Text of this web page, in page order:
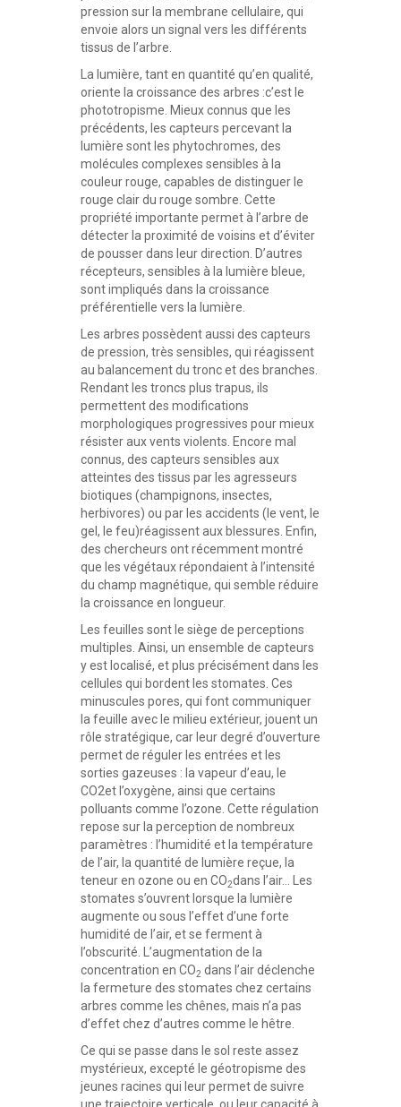
pression sur la membrane cellulaire, qui
envoie alors un signal vers les différents
tissus de l’arbre.
La lumière, tant en quantité qu’en qualité,
oriente la croissance des arbres :c’est le
phototropisme. Mieux connus que les
précédents, les capteurs percevant la
lumière sont les phytochromes, des
molécules complexes sensibles à la
couleur rouge, capables de distinguer le
rouge clair du rouge sombre. Cette
propriété importante permet à l’arbre de
détecter la proximité de voisins et d’éviter
de pousser dans leur direction. D’autres
récepteurs, sensibles à la lumière bleue,
sont impliqués dans la croissance
préférentielle vers la lumière.
Les arbres possèdent aussi des capteurs
de pression, très sensibles, qui réagissent
au balancement du tronc et des branches.
Rendant les troncs plus trapus, ils
permettent des modifications
morphologiques progressives pour mieux
résister aux vents violents. Encore mal
connus, des capteurs sensibles aux
atteintes des tissus par les agresseurs
biotiques (champignons, insectes,
herbivores) ou par les accidents (le vent, le
gel, le feu)réagissent aux blessures. Enfin,
des chercheurs ont récemment montré
que les végétaux répondaient à l’intensité
du champ magnétique, qui semble réduire
la croissance en longueur.
Les feuilles sont le siège de perceptions
multiples. Ainsi, un ensemble de capteurs
y est localisé, et plus précisément dans les
cellules qui bordent les stomates. Ces
minuscules pores, qui font communiquer
la feuille avec le milieu extérieur, jouent un
rôle stratégique, car leur degré d’ouverture
permet de réguler les entrées et les
sorties gazeuses : la vapeur d’eau, le
CO2et l’oxygène, ainsi que certains
polluants comme l’ozone. Cette régulation
repose sur la perception de nombreux
paramètres : l’humidité et la température
de l’air, la quantité de lumière reçue, la
teneur en ozone ou en CO2dans l’air… Les
stomates s’ouvrent lorsque la lumière
augmente ou sous l’effet d’une forte
humidité de l’air, et se ferment à
l’obscurité. L’augmentation de la
concentration en CO2 dans l’air déclenche
la fermeture des stomates chez certains
arbres comme les chênes, mais n’a pas
d’effet chez d’autres comme le hêtre.
Ce qui se passe dans le sol reste assez
mystérieux, excepté le géotropisme des
jeunes racines qui leur permet de suivre